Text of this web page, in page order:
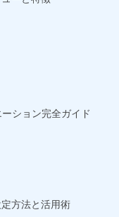
ション完全ガイド
方法と活用術